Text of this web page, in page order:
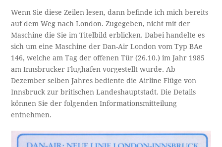
Wenn Sie diese Zeilen lesen, dann befinde ich mich bereits
auf dem Weg nach London. Zugegeben, nicht mit der
Maschine die Sie im Titelbild erblicken. Dabei handelte es
sich um eine Maschine der Dan-Air London vom Typ BAe
146, welche am Tag der offenen Tür (26.10.) im Jahr 1985
am Innsbrucker Flughafen vorgestellt wurde. Ab
Dezember selben Jahres bediente die Airline Flüge von
Innsbruck zur britischen Landeshauptstadt. Die Details
können Sie der folgenden Informationsmitteilung
entnehmen.